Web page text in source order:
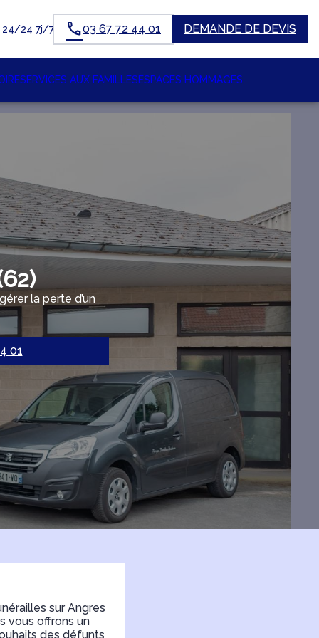
24/24 7j/7 03 67 72 44 01 DEMANDE DE DEVIS
SERVICES AUX FAMILLESESPACES HOMMAGES
la perte d’un
01
sur Angres
vous offrons un
des défunts